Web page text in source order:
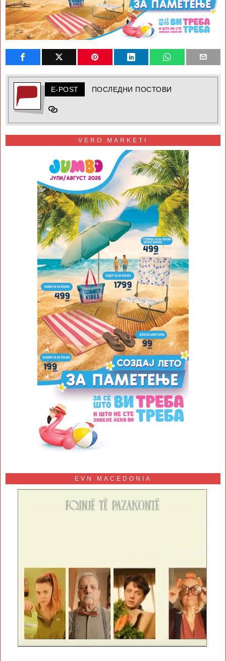
E-POST ПОСЛЕДНИ ПОСТОВИ
VERO MARKETI
EVN MACEDONIA